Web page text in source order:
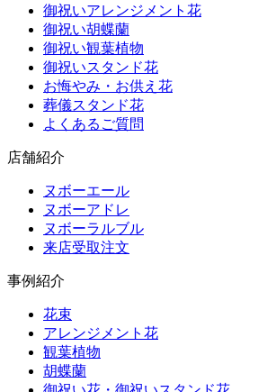
御祝いアレンジメント花
御祝い胡蝶蘭
御祝い観葉植物
御祝いスタンド花
お悔やみ・お供え花
葬儀スタンド花
よくあるご質問
店舗紹介
ヌボーエール
ヌボーアドレ
ヌボーラルブル
来店受取注文
事例紹介
花束
アレンジメント花
観葉植物
胡蝶蘭